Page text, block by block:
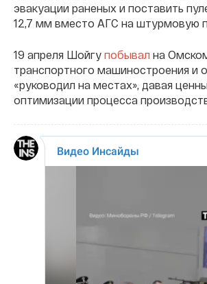
эвакуации раненых и поставить
12,7 мм вместо АГС на штурмовую
19 апреля Шойгу побывал на
транспортного машиностроения и
«руководил на местах», давая
оптимизации процесса